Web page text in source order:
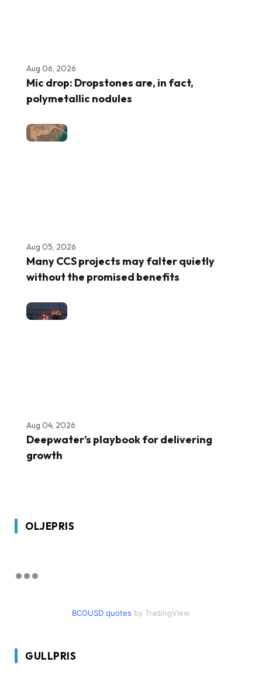
Aug 06, 2026
Mic drop: Dropstones are, in fact,
polymetallic nodules
Aug 05, 2026
Many CCS projects may falter quietly
without the promised benefits
Aug 04, 2026
Deepwater’s playbook for delivering
growth
OLJEPRIS
BCOUSD quotes by TradingView
GULLPRIS